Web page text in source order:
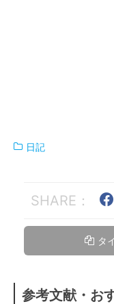
日記
SHARE：
タ
参考文献・お